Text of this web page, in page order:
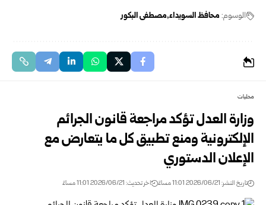
الوسوم: محافظ السويداء مصطفى البكور
محليات
وزارة العدل تؤكد مراجعة قانون الجرائم
الإلكترونية ومنع تطبيق كل ما يتعارض مع
الإعلان الدستوري
تاريخ النشر: 2026/06/21 11:01 مساءً اخر تحديث: 2026/06/21 11:01 مساءً